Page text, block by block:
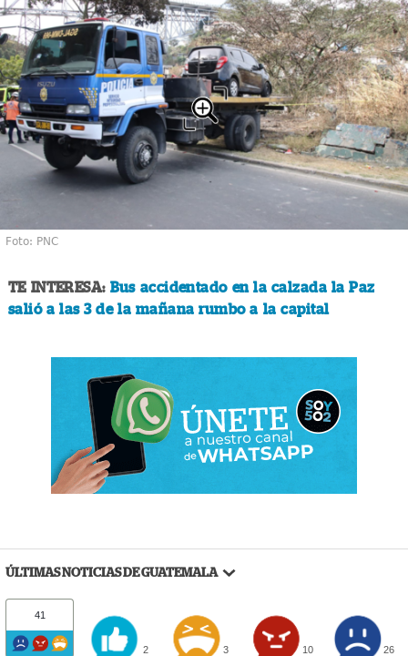
Foto: PNC
TE INTERESA:Bus accidentado en la calzada la Paz
salió a las 3 de la mañana rumbo a la capital
ÚLTIMAS NOTICIAS DE GUATEMALA
41
2 3 10 26